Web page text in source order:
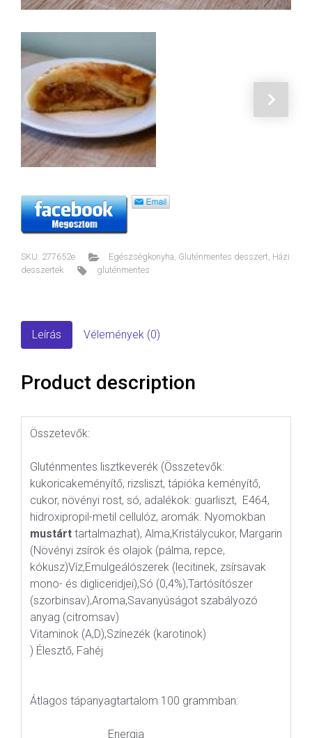
SKU: 277652e Egészségkonyha, Gluténmentes desszert, Házi
desszertek
gluténmentes
Leírás Vélemények (0)
Product description
Összetevők:
Gluténmentes lisztkeverék (Összetevők:
kukoricakeményítő, rizsliszt, tápióka keményítő,
cukor, növényi rost, só, adalékok: guarliszt, E464,
hidroxipropil-metil cellulóz, aromák. Nyomokban
mustárt tartalmazhat), Alma,Kristálycukor, Margarin
(Növényi zsírok és olajok (pálma, repce,
kókusz)Víz,Emulgeálószerek (lecitinek, zsírsavak
mono- és digliceridjei),Só (0,4%),Tartósítószer
(szorbinsav),Aroma,Savanyúságot szabályozó
anyag (citromsav)
Vitaminok (A,D),Színezék (karotinok)
) Élesztő, Fahéj
Átlagos tápanyagtartalom 100 grammban:
Energia